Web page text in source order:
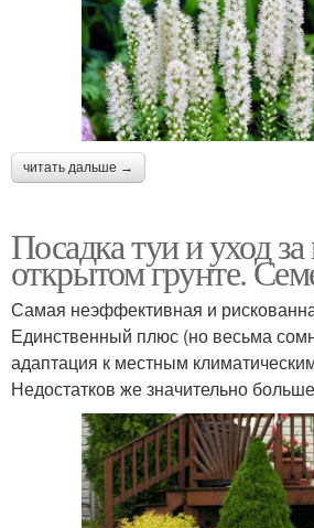
читать дальше →
Посадка туи и уход за
открытом грунте.
Самая неэффективная и
Единственный плюс (но весьма
адаптация к местным
Недостатков же значительно